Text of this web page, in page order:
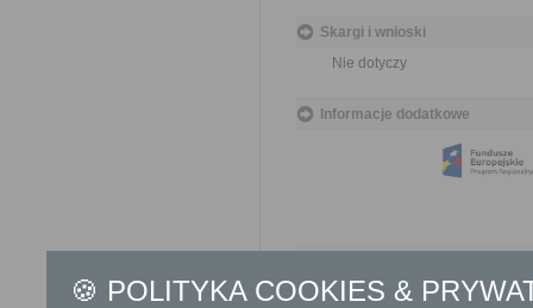
Skargi i wnioski
Nie dotyczy
Informacje dodatkowe
Ustawa z dnia 17
🍪 POLITYKA COOKIES &